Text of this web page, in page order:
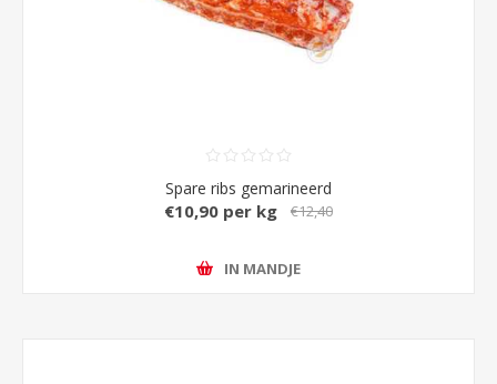
Spare ribs gemarineerd
€10,90 per kg €12,40
IN MANDJE